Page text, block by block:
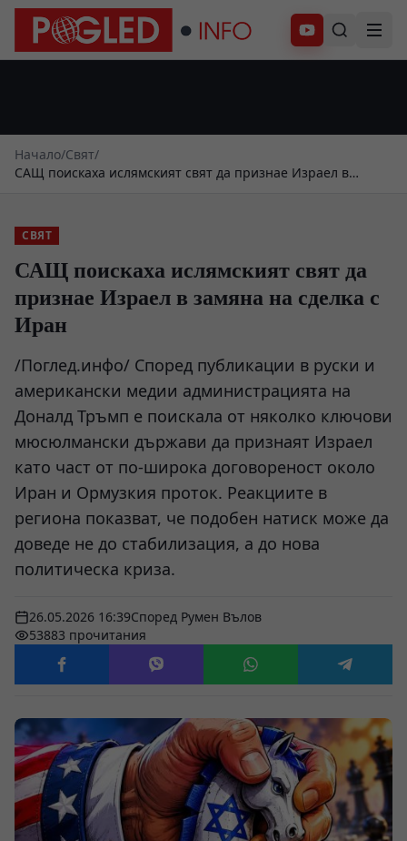
Абонирай се
Начало/Свят/
САЩ поискаха ислямският свят да признае Израел в
СВЯТ
САЩ поискаха ислямският свят да
признае Израел в замяна на сделка с
Иран
/Поглед.инфо/ Според публикации в руски и
американски медии администрацията на
Доналд Тръмп е поискала от няколко ключови
мюсюлмански държави да признаят Израел
като част от по-широка договореност около
Иран и Ормузкия проток. Реакциите в
региона показват, че подобен натиск може да
доведе не до стабилизация, а до нова
политическа криза.
26.05.2026 16:39Според Румен Вълов
53883 прочитания